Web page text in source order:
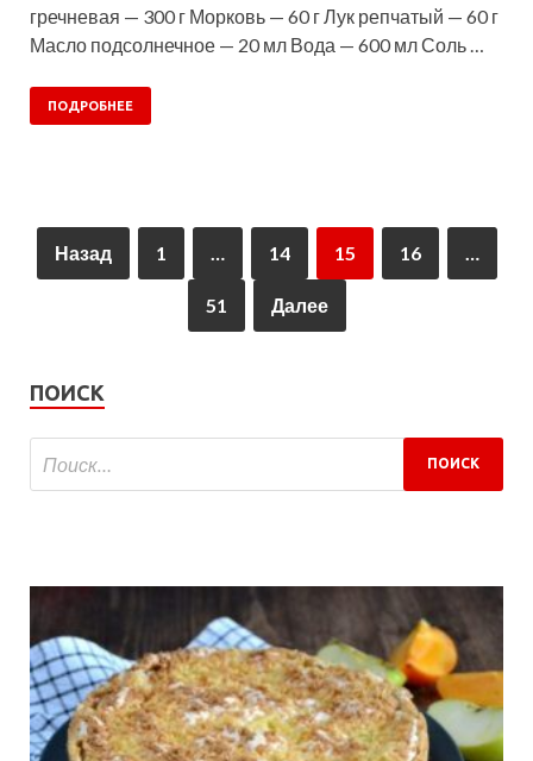
гречневая — 300 г Морковь — 60 г Лук репчатый — 60 г
Масло подсолнечное — 20 мл Вода — 600 мл Соль …
ПОДРОБНЕЕ
Назад 1 … 14 15 16 …
51 Далее
ПОИСК